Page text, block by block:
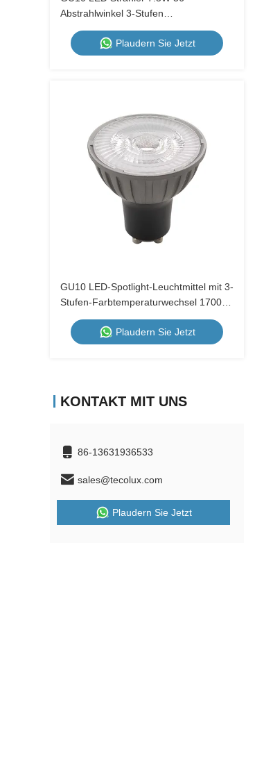
Abstrahlwinkel 3-Stufen
Farbtemperatur einstellbar 1700K-
2600K-5000K Wandschalter Dimmbar
Metallgehäuse 230V
Plaudern Sie Jetzt
GU10 LED-Spotlight-Leuchtmittel mit 3-
Stufen-Farbtemperaturwechsel 1700K-
2600K-5000K, Wandschalter-Dimmbar,
Metallgehäuse, 230VPlaudern Sie Jetzt
KONTAKT MIT UNS
86-13631936533
sales@tecolux.com
Plaudern Sie Jetzt